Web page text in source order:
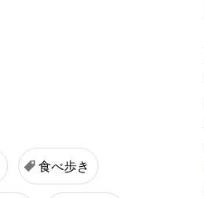
食べ歩き